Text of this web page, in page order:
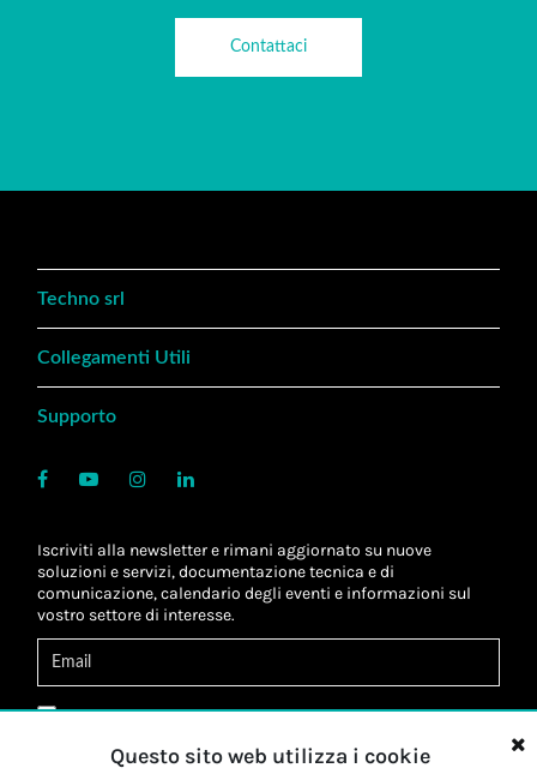
Contattaci
Techno srl
Collegamenti Utili
Supporto
Iscriviti alla newsletter e rimani aggiornato su nuove
soluzioni e servizi, documentazione tecnica e di
comunicazione, calendario degli eventi e informazioni sul
vostro settore di interesse.
Acconsento altrattamento dei dati*
personali*
Questo sito web utilizza i cookie